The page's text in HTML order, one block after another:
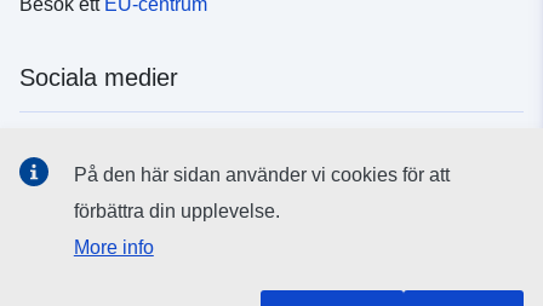
Besök ett EU-centrum
Sociala medier
EU:s institutioner och organ
På den här sidan använder vi cookies för att
förbättra din upplevelse.
More info